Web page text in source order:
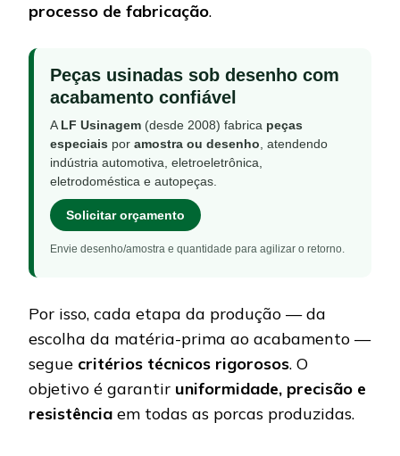
processo de fabricação.
Peças usinadas sob desenho com
acabamento confiável
ALF Usinagem (desde 2008) fabrica peças
especiais por amostra ou desenho, atendendo
indústria automotiva, eletroeletrônica,
eletrodoméstica e autopeças.
Solicitar orçamento
Envie desenho/amostra e quantidade para agilizar o retorno.
Por isso, cada etapa da produção — da
escolha da matéria-prima ao acabamento —
segue critérios técnicos rigorosos. O
objetivo é garantir uniformidade, precisão e
resistência em todas as porcas produzidas.